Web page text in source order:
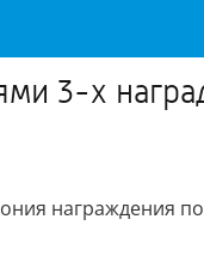
3-х
награждения